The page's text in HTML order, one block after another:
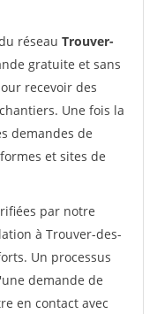
réseau Trouver-
gratuite et sans
recevoir des
Une fois la
demandes de
et sites de
par notre
à Trouver-des-
Un processus
demande de
en contact avec